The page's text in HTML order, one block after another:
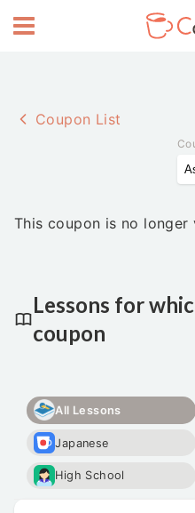
Coupon List
This coupon is no longer
Lessons for
coupon
All Lessons
Japanese
High School